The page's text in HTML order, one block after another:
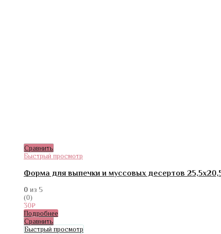
Сравнить
Быстрый просмотр
Форма для выпечки и муссовых десертов
0 из 5
(0)
30₽
Подробнее
Сравнить
Быстрый просмотр